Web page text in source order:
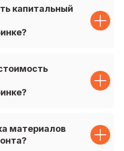
капитальный
материалов